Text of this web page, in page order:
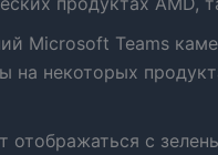
Microsoft Teams
на некоторых
отображаться с